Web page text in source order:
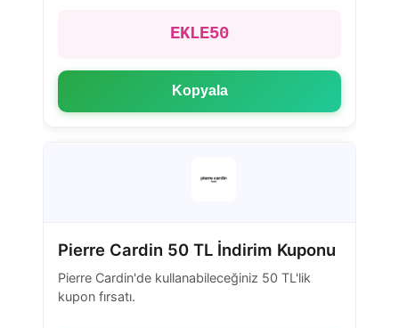
EKLE50
Kopyala
Pierre Cardin 50 TL İndirim Kuponu
Pierre Cardin'de kullanabileceğiniz 50 TL'lik
kupon fırsatı.